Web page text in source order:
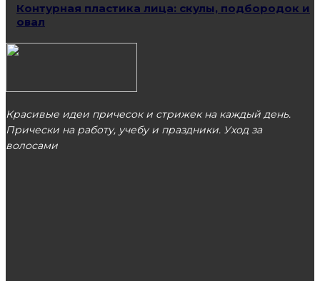
Контурная пластика лица: скулы, подбородок и
овал
Красивые идеи причесок и стрижек на каждый день.
Прически на работу, учебу и праздники. Уход за
волосами